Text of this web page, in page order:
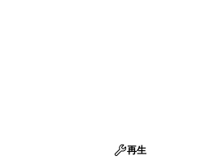
再生